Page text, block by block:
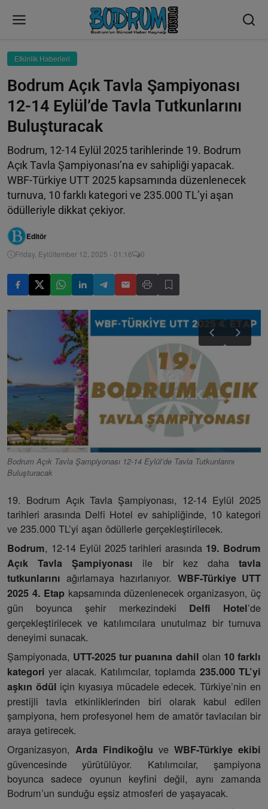
Etkinlik Haberleri
Bodrum Açık Tavla Şampiyonası
12-14 Eylül’de Tavla Tutkunlarını
Buluşturacak
Bodrum, 12-14 Eylül 2025 tarihlerinde 19. Bodrum
Açık Tavla Şampiyonası’na ev sahipliği yapacak.
WBF-Türkiye UTT 2025 kapsamında düzenlenecek
turnuva, 10 farklı kategori ve 235.000 TL’yi aşan
ödülleriyle dikkat çekiyor.
Editör
Friday, Eylültember 12, 2025 - 01:16 0
Bodrum Açık Tavla Şampiyonası 12-14 Eylül’de Tavla Tutkunlarını
Buluşturacak
19. Bodrum Açık Tavla Şampiyonası, 12-14 Eylül 2025
tarihleri arasında Delfi Hotel ev sahipliğinde, 10 kategori
ve 235.000 TL’yi aşan ödüllerle gerçekleştirilecek.
Bodrum, 12-14 Eylül 2025 tarihleri arasında 19. Bodrum
Açık Tavla Şampiyonası ile bir kez dahatavla
tutkunlarını ağırlamaya hazırlanıyor. WBF-Türkiye UTT
2025 4. Etap kapsamında düzenlenecek organizasyon, üç
gün boyunca şehir merkezindeki Delfi Hotel’de
gerçekleştirilecek ve katılımcılara unutulmaz bir turnuva
deneyimi sunacak.
Şampiyonada, UTT-2025 tur puanına dahil olan 10 farklı
kategori yer alacak. Katılımcılar, toplamda 235.000 TL’yi
aşkın ödül için kıyasıya mücadele edecek. Türkiye’nin en
prestijli tavla etkinliklerinden biri olarak kabul edilen
şampiyona, hem profesyonel hem de amatör tavlacıları bir
araya getirecek.
Organizasyon, Arda Findikoğlu ve WBF-Türkiye ekibi
güvencesinde yürütülüyor. Katılımcılar, şampiyona
boyunca sadece oyunun keyfini değil, aynı zamanda
Bodrum’un sunduğu eşsiz atmosferi de yaşayacak.